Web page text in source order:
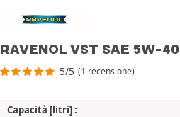
RAVENOL VST SAE 5W-40
5/5 (1 recensione)
Capacità [litri] :